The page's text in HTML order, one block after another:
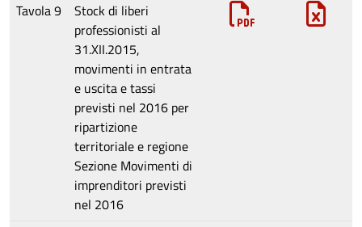
Tavola 9
Stock di liberi
professionisti al
31.XII.2015,
movimenti in entrata
e uscita e tassi
previsti nel 2016 per
ripartizione
territoriale e regione
Sezione Movimenti di
imprenditori previsti
nel 2016